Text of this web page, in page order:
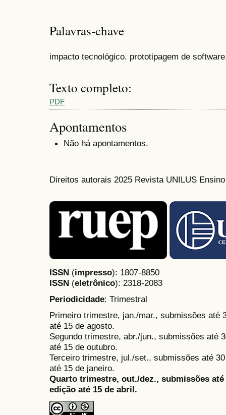
Palavras-chave
impacto tecnológico. prototipagem de
Texto completo:
PDF
Apontamentos
Não há apontamentos.
Direitos autorais 2025 Revista UNILUS
ISSN (impresso): 1807-8850
ISSN (eletrônico): 2318-2083
Periodicidade: Trimestral
Primeiro trimestre, jan./mar., submissões até
até 15 de agosto.
Segundo trimestre, abr./jun., submissões até
até 15 de outubro.
Terceiro trimestre, jul./set., submissões até
até 15 de janeiro.
Quarto trimestre, out./dez., submissões
edição até 15 de abril.